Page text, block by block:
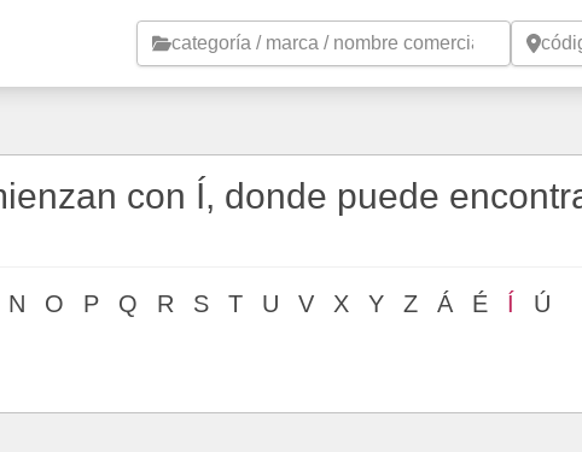
con Í, donde puede
N O P Q R S T U V X Y Z Á É Í Ú